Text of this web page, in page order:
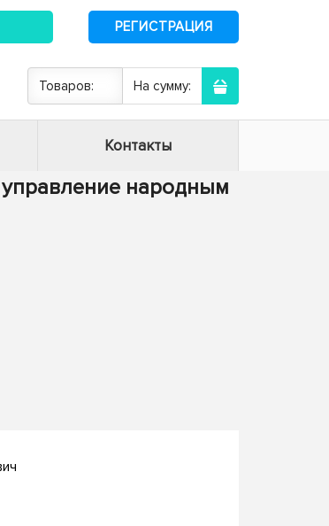
РЕГИСТРАЦИЯ
Товаров: На сумму:
Контакты
народным